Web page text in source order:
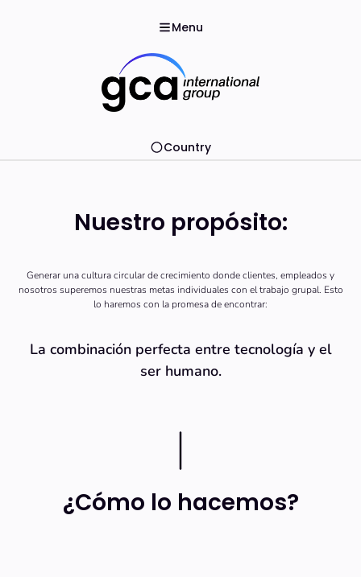
Menu
Country
Nuestro propósito:
Generar una cultura circular de crecimiento donde clientes, empleados y
nosotros superemos nuestras metas individuales con el trabajo grupal. Esto
lo haremos con la promesa de encontrar:
La combinación perfecta entre tecnología y el
ser humano.
¿Cómo lo hacemos?